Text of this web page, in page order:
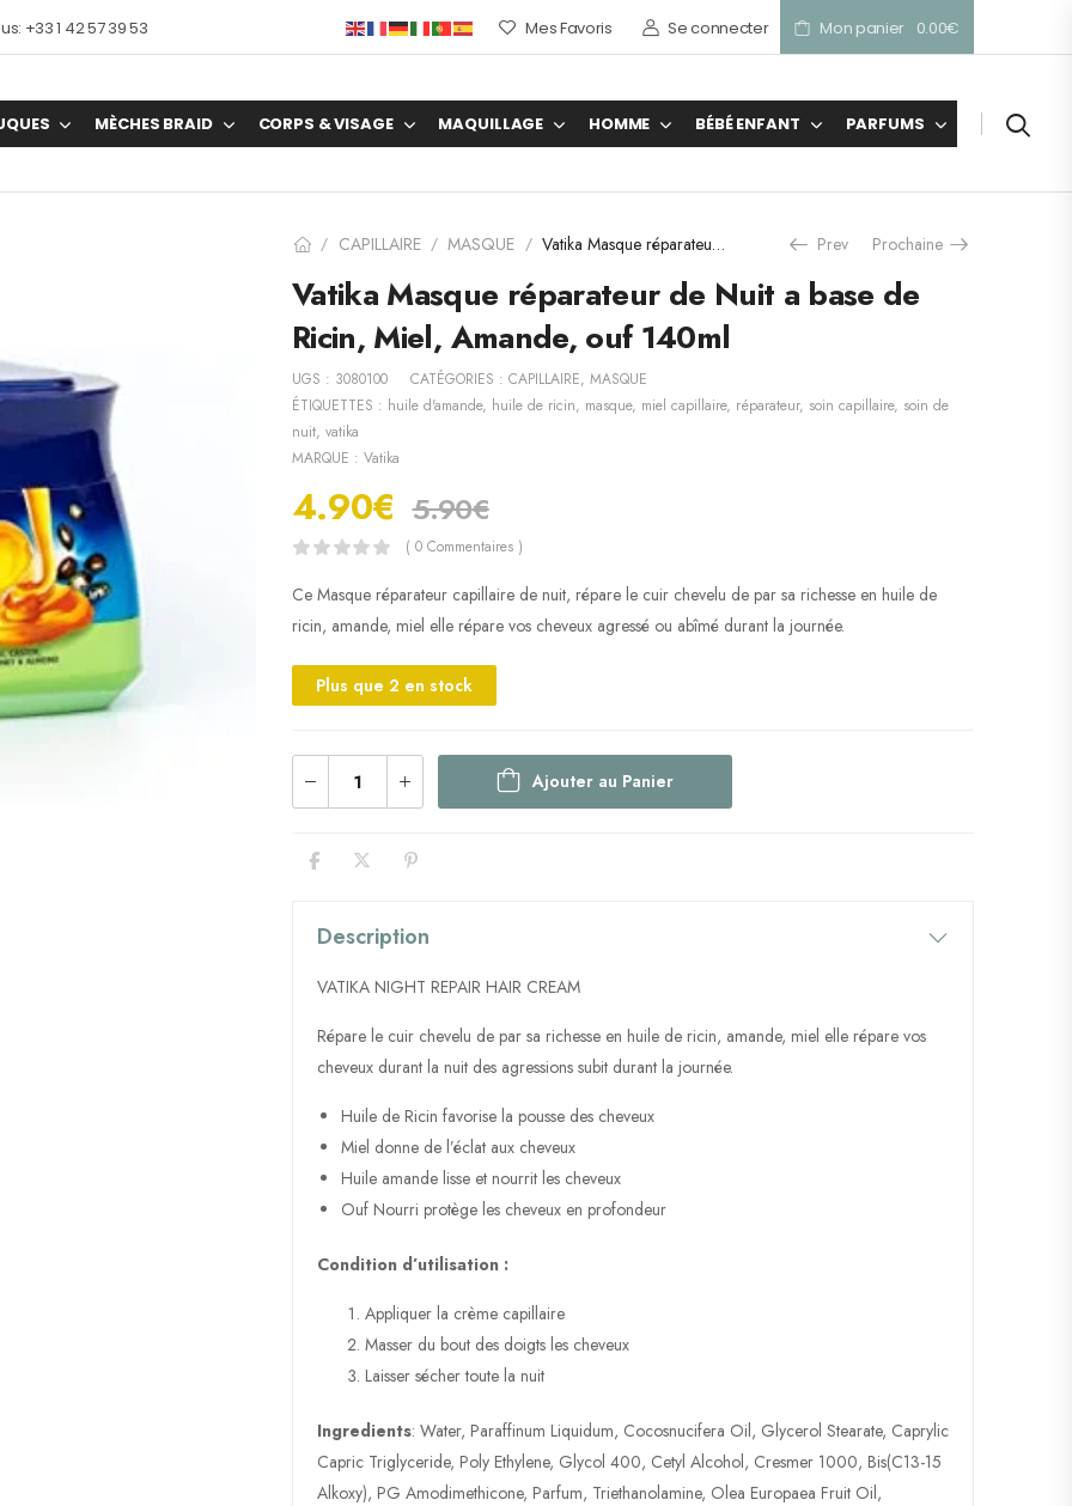
+33 1 42 57 39 53 Mes Favoris Se connecter Mon panier 0.00€
MÈCHES BRAID CORPS & VISAGE MAQUILLAGE HOMME BÉBÉ ENFANT PARFUMS
/ CAPILLAIRE / MASQUE / Vatika Masque réparateur de Nuit a base de Ricin, Miel, Amande, ouf 140ml Prev Prochaine
Vatika Masque réparateur de Nuit a base de
Ricin, Miel, Amande, ouf 140ml
UGS : 3080100 CATÉGORIES : CAPILLAIRE, MASQUE
ÉTIQUETTES : huile d'amande, huile de ricin, masque, miel capillaire, réparateur, soin capillaire, soin de
nuit, vatika
MARQUE : Vatika
4.90€ 5.90€
( 0 Commentaires )
Ce Masque réparateur capillaire de nuit, répare le cuir chevelu de par sa richesse en huile de
ricin, amande, miel elle répare vos cheveux agressé ou abîmé durant la journée.
Plus que 2 en stock
Ajouter au Panier
Description
VATIKA NIGHT REPAIR HAIR CREAM
Répare le cuir chevelu de par sa richesse en huile de ricin, amande, miel elle répare vos
cheveux durant la nuit des agressions subit durant la journée.
Huile de Ricin favorise la pousse des cheveux
Miel donne de l’éclat aux cheveux
Huile amande lisse et nourrit les cheveux
Ouf Nourri protège les cheveux en profondeur
Condition d’utilisation :
Appliquer la crème capillaire
Masser du bout des doigts les cheveux
Laisser sécher toute la nuit
Ingredients: Water, Paraffinum Liquidum, Cocosnucifera Oil, Glycerol Stearate, Caprylic
Capric Triglyceride, Poly Ethylene, Glycol 400, Cetyl Alcohol, Cresmer 1000, Bis(C13-15
Alkoxy), PG Amodimethicone, Parfum, Triethanolamine, Olea Europaea Fruit Oil,